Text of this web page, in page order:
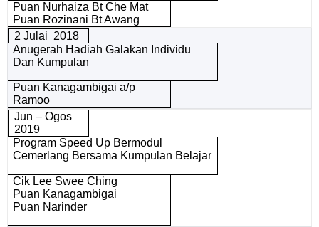
Puan Nurhaiza Bt Che Mat
Puan Rozinani Bt Awang
2 Julai 2018
Anugerah Hadiah Galakan Individu
Dan Kumpulan
Puan Kanagambigai a/p
Ramoo
Jun – Ogos
2019
Program Speed Up Bermodul
Cemerlang Bersama Kumpulan Belajar
Cik Lee Swee Ching
Puan Kanagambigai
Puan Narinder